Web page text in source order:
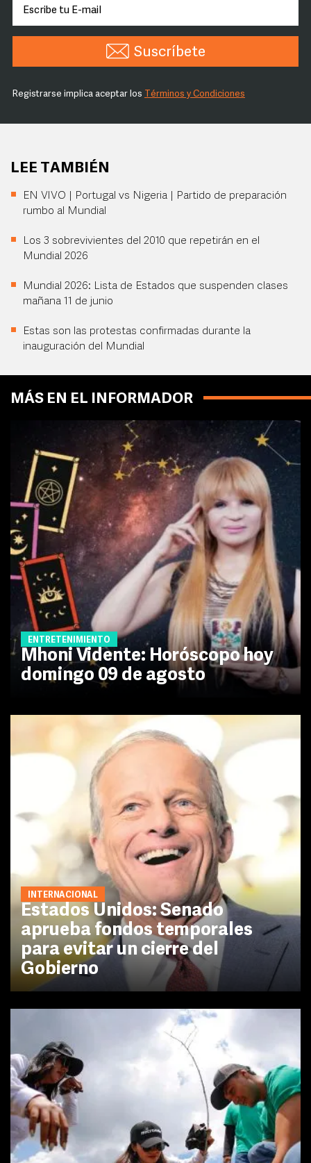
Suscríbete
Registrarse implica aceptar los Términos y Condiciones
LEE TAMBIÉN
EN VIVO | Portugal vs Nigeria | Partido de preparación
rumbo al Mundial
Los 3 sobrevivientes del 2010 que repetirán en el
Mundial 2026
Mundial 2026: Lista de Estados que suspenden clases
mañana 11 de junio
Estas son las protestas confirmadas durante la
inauguración del Mundial
MÁS EN EL INFORMADOR
ENTRETENIMIENTO
Mhoni Vidente: Horóscopo hoy
domingo 09 de agosto
INTERNACIONAL
Estados Unidos: Senado
aprueba fondos temporales
para evitar un cierre del
Gobierno